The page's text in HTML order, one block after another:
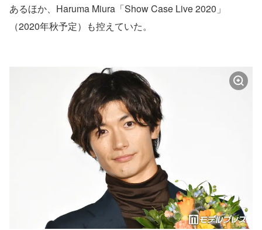
あるほか、Haruma Miura「Show Case Live 2020」
（2020年秋予定）も控えていた。